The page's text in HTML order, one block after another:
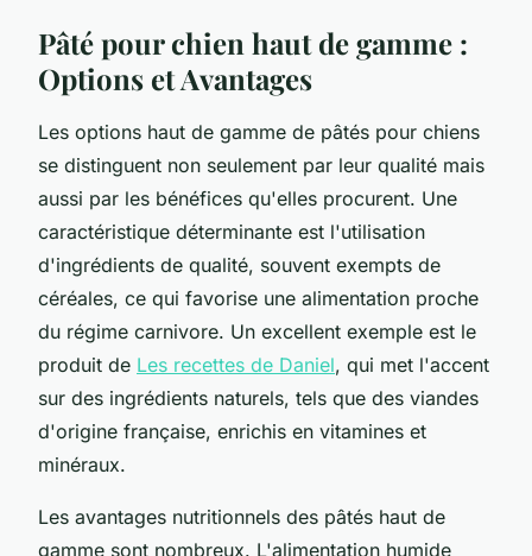
Pâté pour chien haut de gamme :
Options et Avantages
Les options haut de gamme de pâtés pour chiens
se distinguent non seulement par leur qualité mais
aussi par les bénéfices qu'elles procurent. Une
caractéristique déterminante est l'utilisation
d'ingrédients de qualité, souvent exempts de
céréales, ce qui favorise une alimentation proche
du régime carnivore. Un excellent exemple est le
produit de Les recettes de Daniel, qui met l'accent
sur des ingrédients naturels, tels que des viandes
d'origine française, enrichis en vitamines et
minéraux.
Les avantages nutritionnels des pâtés haut de
gamme sont nombreux. L'alimentation humide